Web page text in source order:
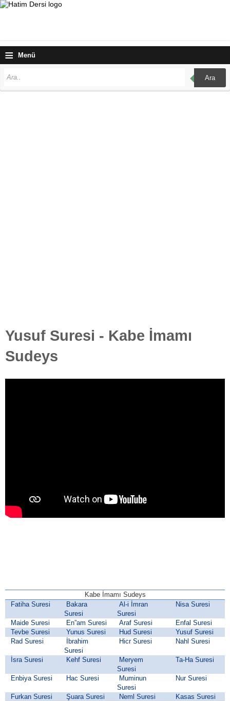
≡ Menü
Ara
Yusuf Suresi - Kabe İmamı
Sudeys
Kabe İmamı Sudeys
Fatiha Suresi
Bakara
Suresi
Al-i İmran
Suresi
Nisa Suresi
Maide Suresi En”am Suresi Araf Suresi
Enfal Suresi
Tevbe Suresi
Yunus Suresi Hud Suresi
Yusuf Suresi
Rad Suresi
İbrahim
Suresi
Hicr Suresi Nahl Suresi
İsra Suresi Kehf Suresi
Meryem
Suresi
Ta-Ha Suresi
Enbiya Suresi Hac Suresi
Muminun
Suresi
Nur Suresi
Furkan Suresi Şuara Suresi Neml Suresi
Kasas Suresi